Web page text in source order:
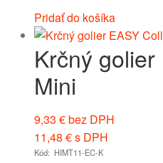
Pridať do košíka
Krčný
Mini
9,33 €bez DPH
11,48 €s DPH
Kód: HIMT11-EC-K